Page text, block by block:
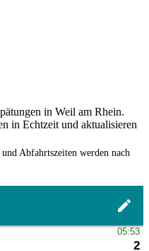
in Weil am Rhein.
in Echtzeit und aktualisieren
Abfahrtszeiten werden nach